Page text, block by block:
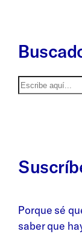
Buscar
Porque sé
saber que